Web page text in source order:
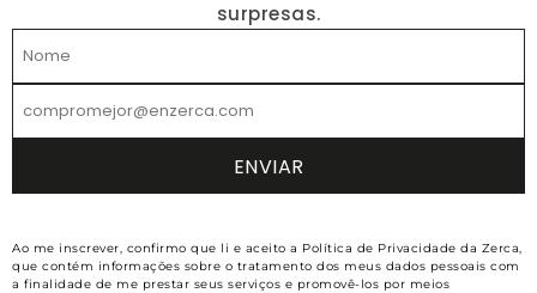
surpresas.
Ao me inscrever, confirmo que li e aceito a Política de Privacidade da Zerca,
que contém informações sobre o tratamento dos meus dados pessoais com
a finalidade de me prestar seus serviços e promovê-los por meios